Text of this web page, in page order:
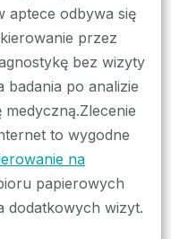
aptece odbywa się
przez
bez wizyty
badania po analizie
to wygodne
na
papierowych
dodatkowych wizyt.